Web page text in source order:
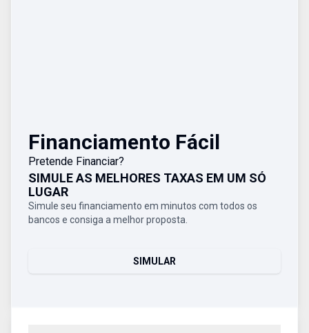
Financiamento Fácil
Pretende Financiar?
SIMULE AS MELHORES TAXAS EM UM SÓ
LUGAR
Simule seu financiamento em minutos com todos os
bancos e consiga a melhor proposta.
SIMULAR